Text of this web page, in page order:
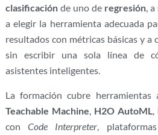
clasificaciónde uno de regresión, a
a elegir la herramienta adecuada
resultados con métricas básicas y a
sin escribir una sola línea de
asistentes inteligentes.
La formación cubre
Teachable Machine H2O AutoML
conCode Interpreter ,